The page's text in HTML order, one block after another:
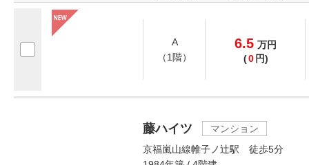
A
（1階）
6.5 万円
(0 円)
藤ハイツ
マンション
京福嵐山線帷子ノ辻駅 徒歩5分